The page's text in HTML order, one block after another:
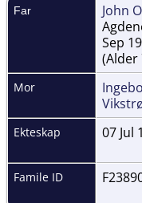
Far John
Sep
(Alder
Mor
Ekteskap 07 Jul
Famile ID